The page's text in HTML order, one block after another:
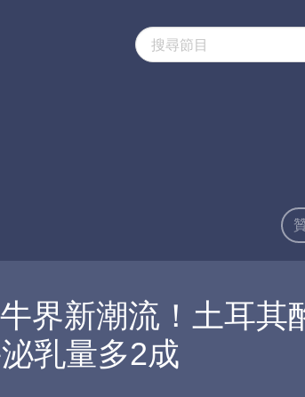
牛界新潮流！土耳其
乳量多2成